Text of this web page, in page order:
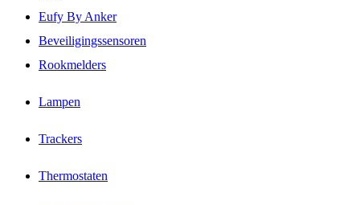
Eufy By Anker
Beveiligingssensoren
Rookmelders
Lampen
Trackers
Thermostaten